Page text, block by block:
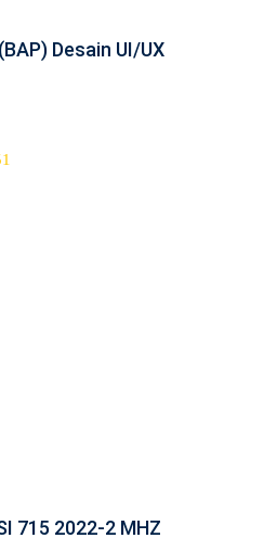
Desain UI/UX
715 2022-2 MHZ